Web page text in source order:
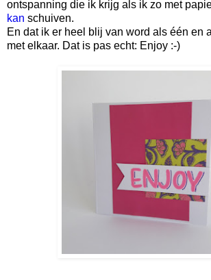
ontspanning die ik krijg als ik zo met
kan schuiven.
En dat ik er heel blij van word als één en
met elkaar. Dat is pas echt: Enjoy :-)